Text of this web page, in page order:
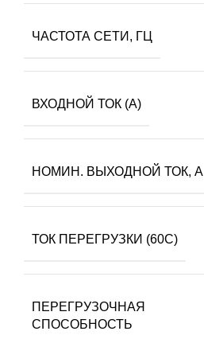
ЧАСТОТА СЕТИ, ГЦ
ВХОДНОЙ ТОК (А)
НОМИН. ВЫХОДНОЙ ТОК, А
ТОК ПЕРЕГРУЗКИ (60С)
ПЕРЕГРУЗОЧНАЯ
СПОСОБНОСТЬ